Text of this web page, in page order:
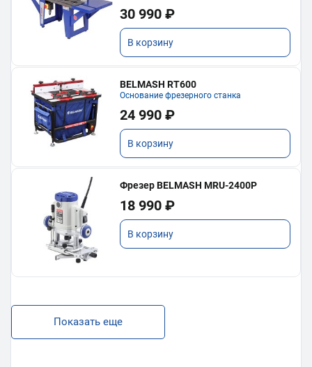
30 990 ₽
В корзину
BELMASH RT600
Основание фрезерного станка
24 990 ₽
В корзину
Фрезер BELMASH MRU-2400P
18 990 ₽
В корзину
Показать еще